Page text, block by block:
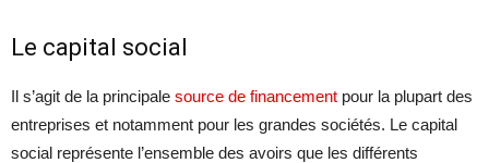
Le capital social
Il s’agit de la principale source de financement pour la plupart des
entreprises et notamment pour les grandes sociétés. Le capital
social représente l’ensemble des avoirs que les différents